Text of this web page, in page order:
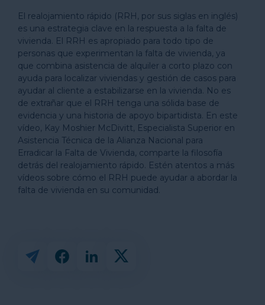
El realojamiento rápido (RRH, por sus siglas en inglés)
es una estrategia clave en la respuesta a la falta de
vivienda. El RRH es apropiado para todo tipo de
personas que experimentan la falta de vivienda, ya
que combina asistencia de alquiler a corto plazo con
ayuda para localizar viviendas y gestión de casos para
ayudar al cliente a estabilizarse en la vivienda. No es
de extrañar que el RRH tenga una sólida base de
evidencia y una historia de apoyo bipartidista. En este
vídeo, Kay Moshier McDivitt, Especialista Superior en
Asistencia Técnica de la Alianza Nacional para
Erradicar la Falta de Vivienda, comparte la filosofía
detrás del realojamiento rápido. Estén atentos a más
vídeos sobre cómo el RRH puede ayudar a abordar la
falta de vivienda en su comunidad.